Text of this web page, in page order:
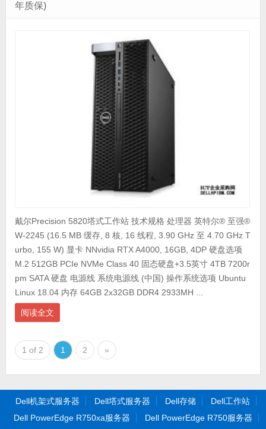
年质保)
戴尔Precision 5820塔式工作站 技术规格 处理器 英特尔® 至强®
W-2245 (16.5 MB 缓存, 8 核, 16 线程, 3.90 GHz 至 4.70 GHz T
urbo, 155 W) 显卡 NNvidia RTX A4000, 16GB, 4DP 硬盘选项
M.2 512GB PCIe NVMe Class 40 固态硬盘+3.5英寸 4TB 7200r
pm SATA 硬盘 电源线 系统电源线 (中国) 操作系统选项 Ubuntu
Linux 18.04 内存 64GB 2x32GB DDR4 2933MH ...
阅读全文
1 of 2 1 2 »
Dell机架式服务器 Dell塔式服务器 Dell存储
Dell工作站
Dell PowerEdge R750xa服务器
Dell PowerEdge R750服务器